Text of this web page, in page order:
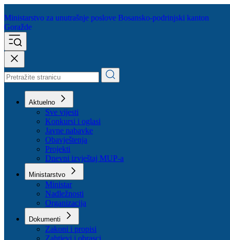
Ministarstvo za unutrašnje poslove
Goražde
Aktuelno
Sve vijesti
Konkursi i oglasi
Javne nabavke
Obavještenja
Projekti
Dnevni izvještaj MUP-a
Ministarstvo
Ministar
Nadležnosti
Organizacija